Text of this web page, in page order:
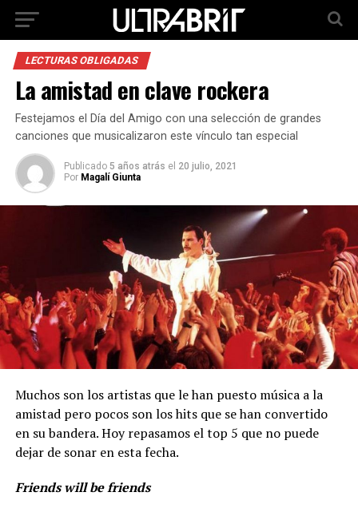
LECTURAS OBLIGADAS
La amistad en clave rockera
Festejamos el Día del Amigo con una selección de grandes
canciones que musicalizaron este vínculo tan especial
Publicado 5 años atrás el 20 julio, 2021
Por Magalí Giunta
Muchos son los artistas que le han puesto música a la
amistad pero pocos son los hits que se han convertido
en su bandera. Hoy repasamos el top 5 que no puede
dejar de sonar en esta fecha.
Friends will be friends